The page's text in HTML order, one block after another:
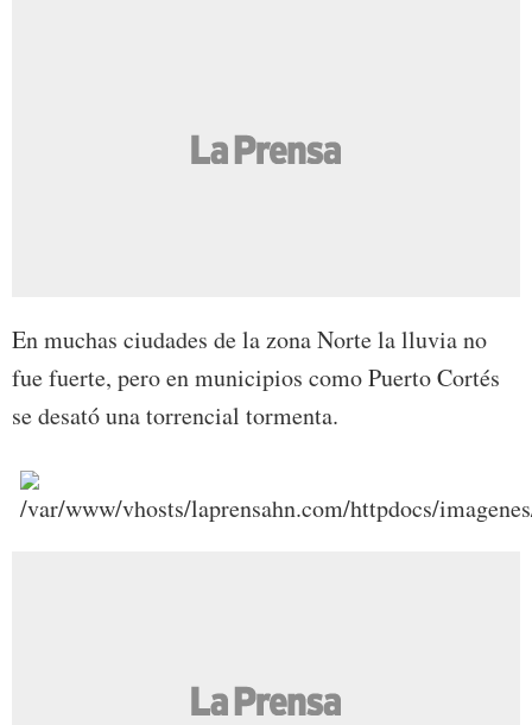
En muchas ciudades de la zona Norte la lluvia no
fue fuerte, pero en municipios como Puerto Cortés
se desató una torrencial tormenta.